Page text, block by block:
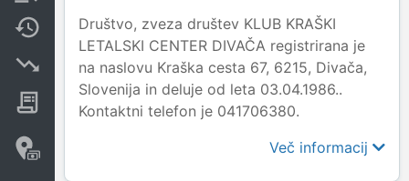
Spremembe
Insolvenčni postopki
Javna naročila
Društvo, zveza društev KLUB KRAŠKI
LETALSKI CENTER DIVAČA registrirana je
na naslovu Kraška cesta 67, 6215, Divača,
Slovenija in deluje od leta 03.04.1986..
Kontaktni telefon je 041706380.
Več informacij